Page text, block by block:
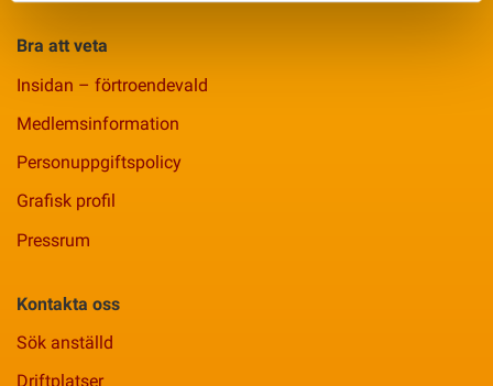
Bra att veta
Insidan – förtroendevald
Medlemsinformation
Personuppgiftspolicy
Grafisk profil
Pressrum
Kontakta oss
Sök anställd
Driftplatser